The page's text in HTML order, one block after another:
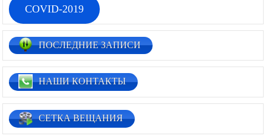
COVID-2019
ПОСЛЕДНИЕ ЗАПИСИ
НАШИ КОНТАКТЫ
СЕТКА ВЕЩАНИЯ